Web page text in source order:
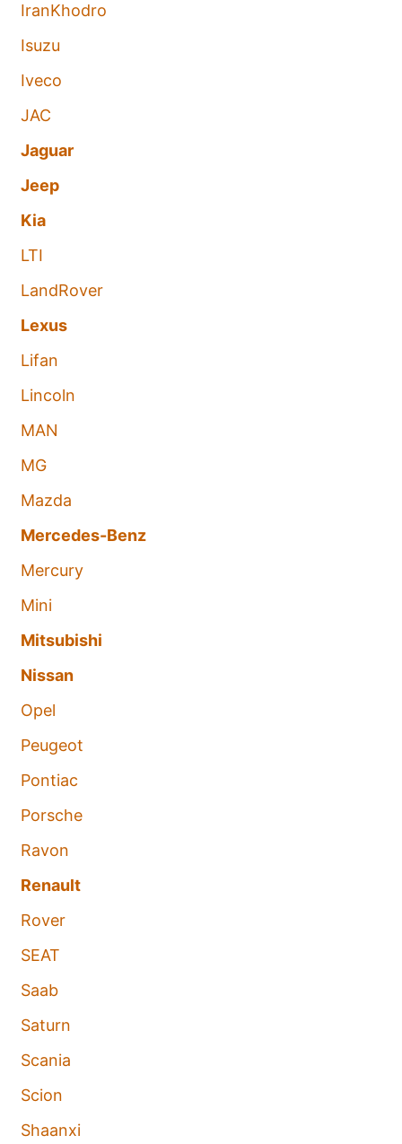
IranKhodro
Isuzu
Iveco
JAC
Jaguar
Jeep
Kia
LTI
LandRover
Lexus
Lifan
Lincoln
MAN
MG
Mazda
Mercedes-Benz
Mercury
Mini
Mitsubishi
Nissan
Opel
Peugeot
Pontiac
Porsche
Ravon
Renault
Rover
SEAT
Saab
Saturn
Scania
Scion
Shaanxi